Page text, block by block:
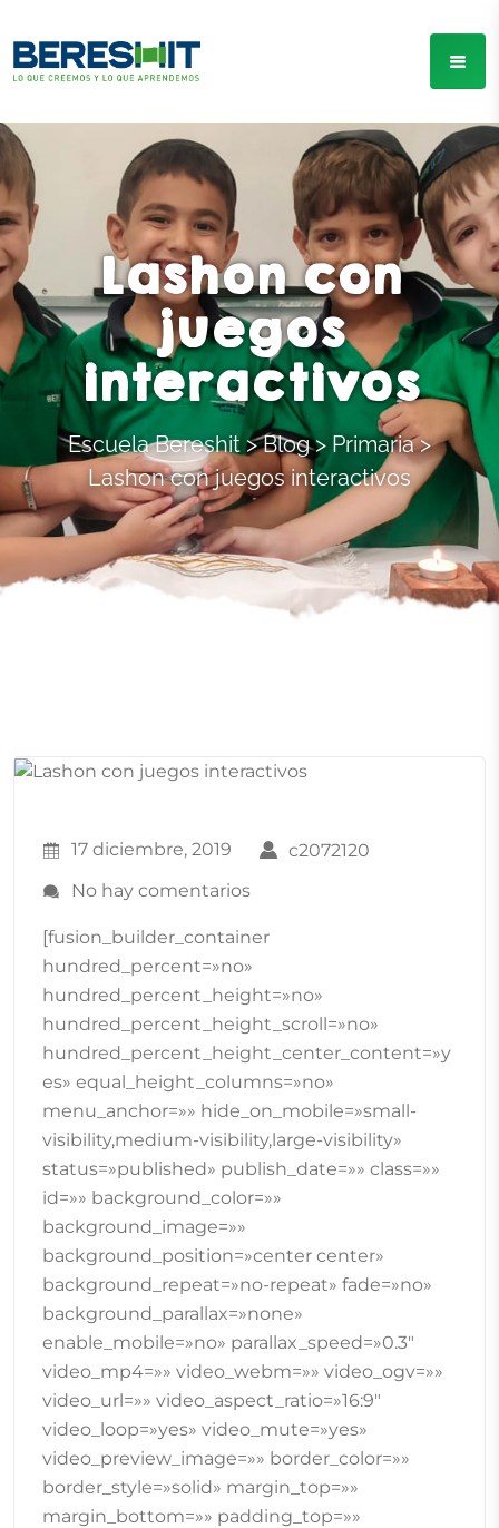
Lashon con
juegos
interactivos
Escuela Bereshit>Blog> Primaria>
Lashon con juegos interactivos
17 diciembre, 2019
c2072120
No hay comentarios
[fusion_builder_container
hundred_percent=»no»
hundred_percent_height=»no»
hundred_percent_height_scroll=»no»
hundred_percent_height_center_content=»y
es» equal_height_columns=»no»
menu_anchor=»» hide_on_mobile=»small-
visibility,medium-visibility,large-visibility»
status=»published» publish_date=»» class=»»
id=»» background_color=»»
background_image=»»
background_position=»center center»
background_repeat=»no-repeat» fade=»no»
background_parallax=»none»
enable_mobile=»no» parallax_speed=»0.3″
video_mp4=»» video_webm=»» video_ogv=»»
video_url=»» video_aspect_ratio=»16:9″
video_loop=»yes» video_mute=»yes»
video_preview_image=»» border_color=»»
border_style=»solid» margin_top=»»
margin_bottom=»» padding_top=»»